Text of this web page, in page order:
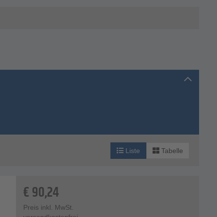
Liste Tabelle
€90,24
Preis inkl. MwSt.